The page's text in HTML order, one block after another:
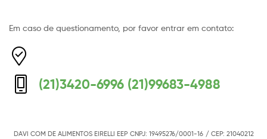
Em caso de questionamento, por favor entrar em contato:
(21)3420-6996 (21)99683-4988
DAVI COM DE ALIMENTOS EIRELLI EEP CNPJ: 19495276/0001-16 / CEP: 21040212